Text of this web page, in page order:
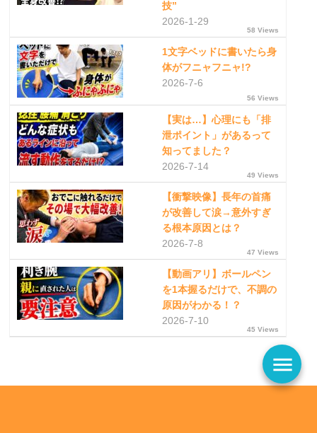
技”
2026-1-29
58 Views
1文字ベッドに書いたら身
体がフニャフニャ!?
2026-7-6
56 Views
【実は…】心理にも「排
泄ポイント」があるって
知ってました？
2026-7-14
49 Views
【衝撃映像】長年の首痛
が改善して涙→意外すぎ
る根本原因とは？
2026-7-8
47 Views
【動画アリ】ボールペン
を1本握るだけで、不調の
原因がわかる！？
2026-7-10
45 Views
menu